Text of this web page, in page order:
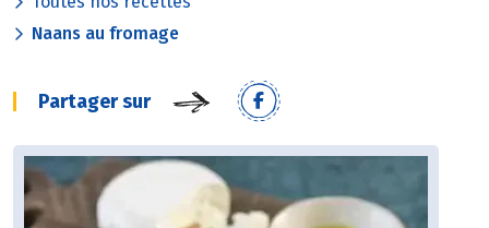
Naans au fromage
Partager sur